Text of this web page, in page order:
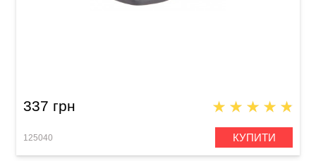
337 грн
125040 КУПИТИ